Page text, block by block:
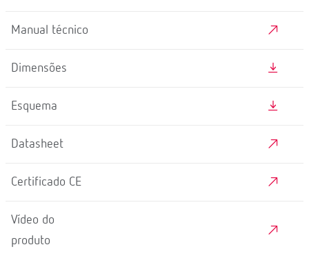
Manual técnico
Dimensões
Esquema
Datasheet
Certificado CE
Vídeo do
produto